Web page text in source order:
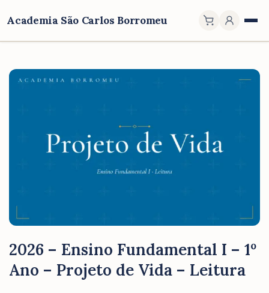
Academia São Carlos Borromeu
2026 – Ensino Fundamental I – 1º
Ano – Projeto de Vida – Leitura